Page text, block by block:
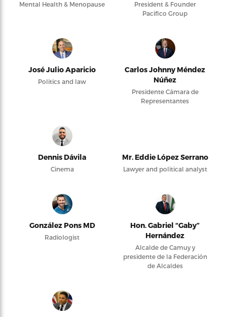
Mental Health & Menopause
President & Founder
Pacifico Group
José Julio Aparicio
Politics and law
Carlos Johnny Méndez
Núñez
Presidente Cámara de
Representantes
Dennis Dávila
Cinema
Mr. Eddie López Serrano
Lawyer and political analyst
González Pons MD
Radiologist
Hon. Gabriel “Gaby”
Hernández
Alcalde de Camuy y
presidente de la Federación
de Alcaldes